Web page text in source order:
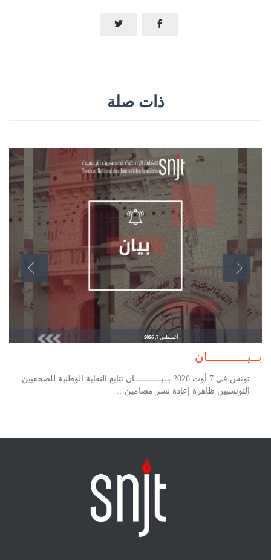


ذات صلة
أغسطس 7, 2026
بــيـــــــــــان
تونس في 7 أوت 2026 بــيـــــــــــان تتابع النقابة الوطنية للصحفيين
التونسيين ظاهرة إعادة نشر مضامين…